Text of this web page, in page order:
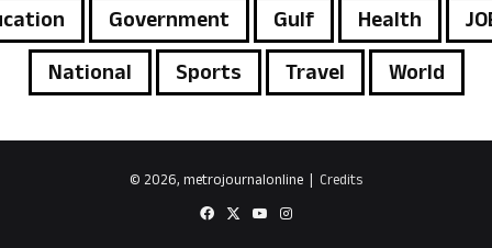
Government Gulf Health
National
Sports Travel World
© 2026, metrojournalonline | Credits
Facebook
X YouTubeInstagram